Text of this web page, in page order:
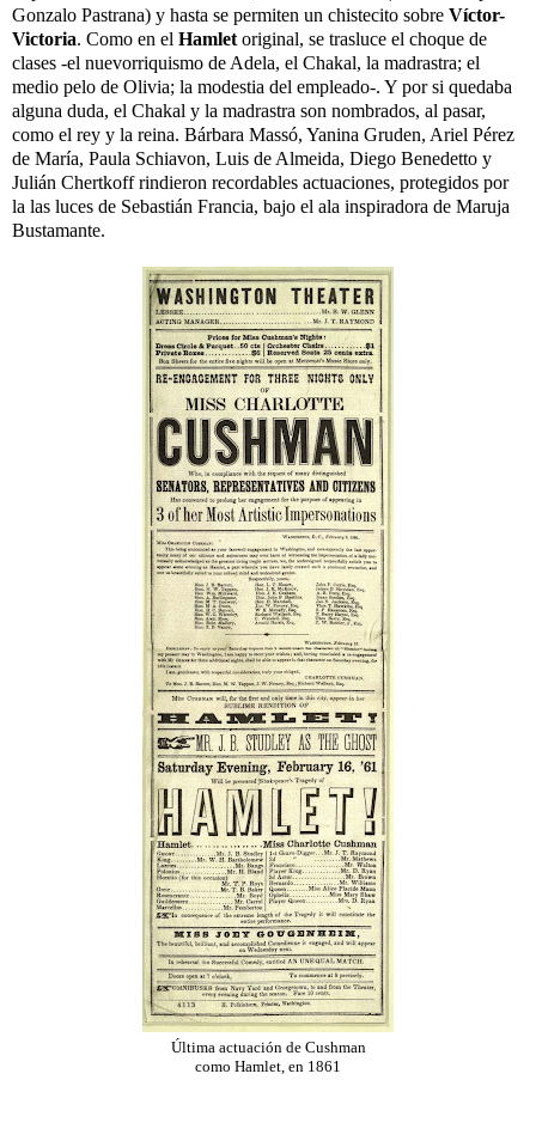
Gonzalo Pastrana) y hasta se permiten un chistecito sobre Víctor-
Victoria. Como en el Hamlet original, se trasluce el choque de
clases -el nuevorriquismo de Adela, el Chakal, la madrastra; el
medio pelo de Olivia; la modestia del empleado-. Y por si quedaba
alguna duda, el Chakal y la madrastra son nombrados, al pasar,
como el rey y la reina. Bárbara Massó, Yanina Gruden, Ariel Pérez
de María, Paula Schiavon, Luis de Almeida, Diego Benedetto y
Julián Chertkoff rindieron recordables actuaciones, protegidos por
la las luces de Sebastián Francia, bajo el ala inspiradora de Maruja
Bustamante.
Última actuación de Cushman
como Hamlet, en 1861